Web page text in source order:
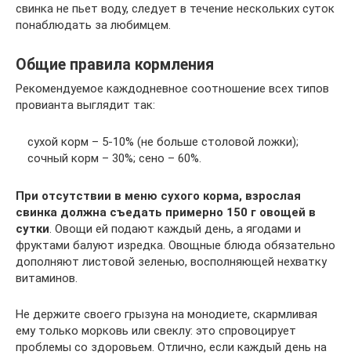
свинка не пьет воду, следует в течение нескольких суток
понаблюдать за любимцем.
Общие правила кормления
Рекомендуемое каждодневное соотношение всех типов
провианта выглядит так:
сухой корм – 5-10% (не больше столовой ложки);
сочный корм – 30%; сено – 60%.
При отсутствии в меню сухого корма, взрослая
свинка должна съедать примерно 150 г овощей в
сутки . Овощи ей подают каждый день, а ягодами и
фруктами балуют изредка. Овощные блюда обязательно
дополняют листовой зеленью, восполняющей нехватку
витаминов.
Не держите своего грызуна на монодиете, скармливая
ему только морковь или свеклу: это спровоцирует
проблемы со здоровьем. Отлично, если каждый день на